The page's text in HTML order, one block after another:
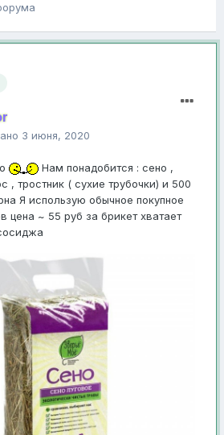
3 июня, 2020
Нам понадобится : сено ,
, тростник ( сухие трубочки) и 500
Я использую обычное покупное
цена ~ 55 руб за брикет хватает